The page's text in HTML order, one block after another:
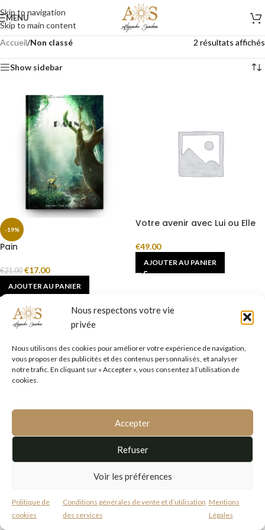
Nous respectons votre vie
privée
Nous utilisons des cookies pour améliorer votre expérience de navigation,
vous proposer des publicités et des contenus personnalisés, et analyser
notre trafic. En cliquant sur « Accepter », vous consentez à l’utilisation de
cookies.
Accepter
Refuser
Voir les préférences
Politique de
cookies
Conditions générales de vente et d’utilisation
des services
Mentions
Légales
Skip to navigation
Skip to main content
MENU
Accueil/Non classé 2 résultats affichés
Show sidebar
-19%
Pain
€21.00 €17.00
AJOUTER AU PANIER
Votre avenir avec Lui ou Elle
€49.00
AJOUTER AU PANIER
Alejandro Sanchez © 2026 – Tous droits réservés
Besoin d'aide?